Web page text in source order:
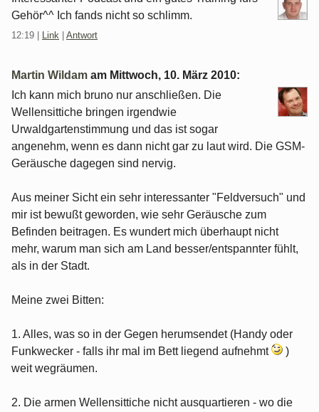
Gehör^^ Ich fands nicht so schlimm.
12:19 Link Antwort
Martin Wildam am Mittwoch, 10. März 2010:
Ich kann mich bruno nur anschließen. Die
Wellensittiche bringen irgendwie
Urwaldgartenstimmung und das ist sogar
angenehm, wenn es dann nicht gar zu laut wird. Die GSM-
Geräusche dagegen sind nervig.
Aus meiner Sicht ein sehr interessanter "Feldversuch" und
mir ist bewußt geworden, wie sehr Geräusche zum
Befinden beitragen. Es wundert mich überhaupt nicht
mehr, warum man sich am Land besser/entspannter fühlt,
als in der Stadt.
Meine zwei Bitten:
1. Alles, was so in der Gegen herumsendet (Handy oder
Funkwecker - falls ihr mal im Bett liegend aufnehmt
)
weit wegräumen.
2. Die armen Wellensittiche nicht ausquartieren - wo die